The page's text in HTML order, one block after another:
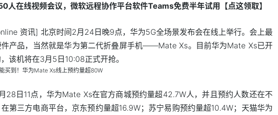
人在线视频会议，微软远程协作平台软件Teams免费半年试用 【点这领取】
资讯] 北京时间2月24日晚9点，华为5G全场景发布会在线上举行。会上最
件产品，当然就是华为第二代折叠屏手机——Mate Xs。目前华为Mate Xs已开
该机将在3月5日10:08正式开抢。
28日11点，华为Mate Xs在官方商城预约量超42.7W人，并且预约人数还在不
第三方电商平台，京东预约量超16.9W；苏宁易购预约量超10.4W；天猫华为